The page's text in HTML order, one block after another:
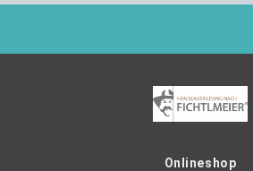
Onlineshop